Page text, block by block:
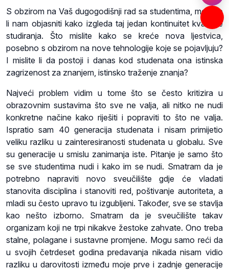
S obzirom na Vaš dugogodišnji rad sa studentima, možete
li nam objasniti kako izgleda taj jedan kontinuitet kvalitete
studiranja. Što mislite kako se kreće nova ljestvica,
posebno s obzirom na nove tehnologije koje se pojavljuju?
I mislite li da postoji i danas kod studenata ona istinska
zagrizenost za znanjem, istinsko traženje znanja?
Najveći problem vidim u tome što se često kritizira u
obrazovnim sustavima što sve ne valja, ali nitko ne nudi
konkretne načine kako riješiti i popraviti to što ne valja.
Ispratio sam 40 generacija studenata i nisam primijetio
veliku razliku u zainteresiranosti studenata u globalu. Sve
su generacije u smislu zanimanja iste. Pitanje je samo što
se sve studentima nudi i kako im se nudi. Smatram da je
potrebno napraviti novo sveučilište gdje će vladati
stanovita disciplina i stanoviti red, poštivanje autoriteta, a
mladi su često upravo tu izgubljeni. Također, sve se stavlja
kao nešto izborno. Smatram da je sveučilište takav
organizam koji ne trpi nikakve žestoke zahvate. Ono treba
stalne, polagane i sustavne promjene. Mogu samo reći da
u svojih četrdeset godina predavanja nikada nisam vidio
razliku u darovitosti između moje prve i zadnje generacije